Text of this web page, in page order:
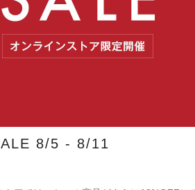
TIME SALE 8/5 - 8/11